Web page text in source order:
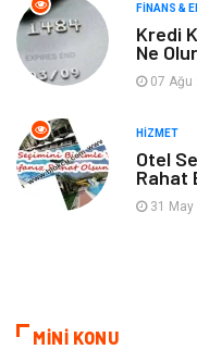
Ev İşleri
Gençlik & Eğlence
Sigorta
Mobilya
FINANS &
Kredi
Ne
07 Ağu
HIZMET
Otel
Rahat
31 May
MİNİ KONU